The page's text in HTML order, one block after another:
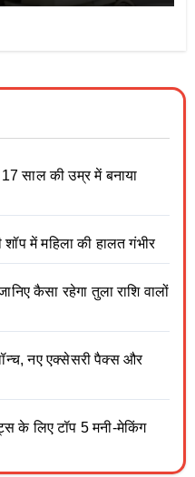
साल की उम्र में बनाया
में महिला की हालत गंभीर
कैसा रहेगा तुला राशि वालों
नए एक्सेसरी पैक्स और
के लिए टॉप 5 मनी-मेकिंग